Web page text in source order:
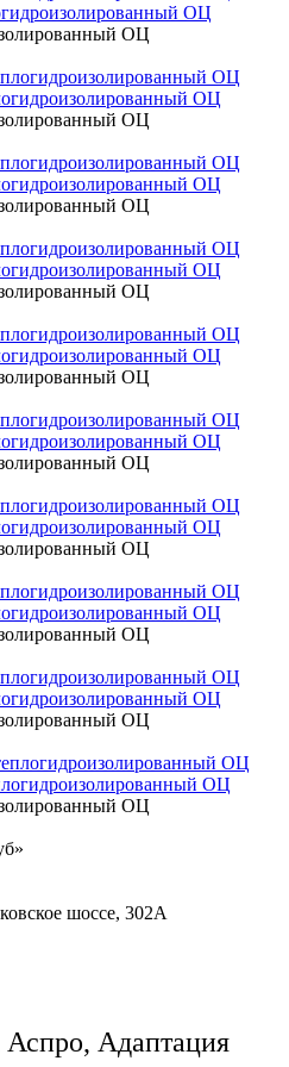
ОЦ
ОЦ
ОЦ
ОЦ
ОЦ
ОЦ
ОЦ
ОЦ
ОЦ
ОЦ
ОЦ
ОЦ
ОЦ
ОЦ
ОЦ
ОЦ
ОЦ
ОЦ
ОЦ
ОЦ
шоссе, 302А
Аспро, Адаптация